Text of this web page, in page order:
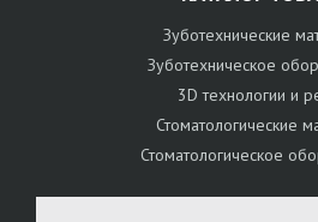
Зуботехнические
Зуботехническое
3D технологии и
Стоматологические
Стоматологическое